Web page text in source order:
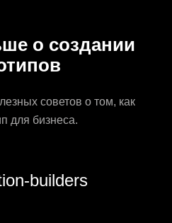
о создании
советов о том, как
для бизнеса.